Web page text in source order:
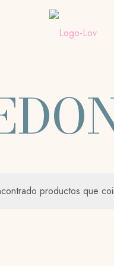
productos que